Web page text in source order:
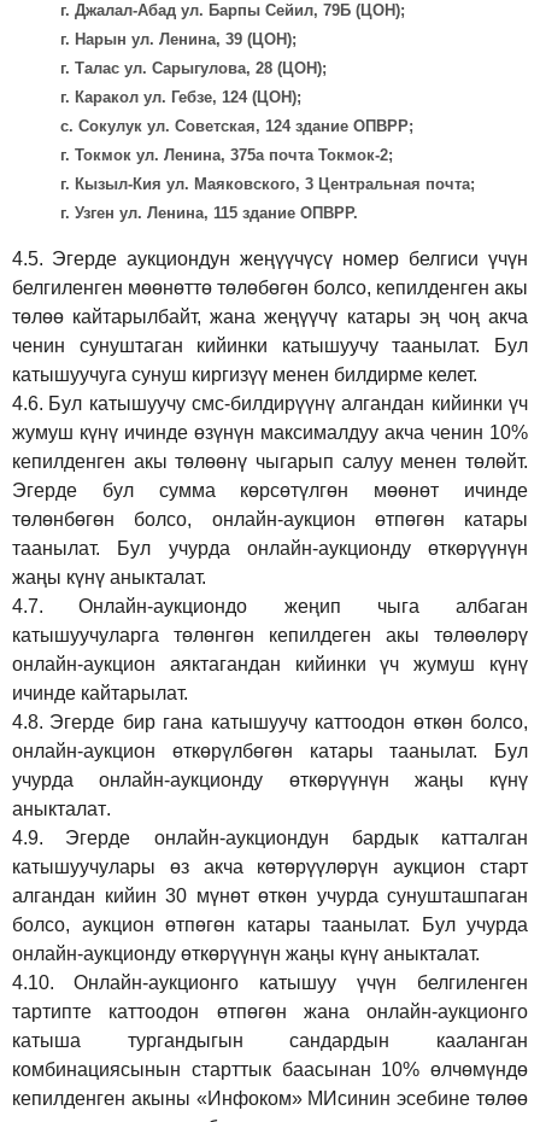
г. Джалал-Абад ул. Барпы Сейил, 79Б (ЦОН);
г. Нарын ул. Ленина, 39 (ЦОН);
г. Талас ул. Сарыгулова, 28 (ЦОН);
г. Каракол ул. Гебзе, 124 (ЦОН);
с. Сокулук ул. Советская, 124 здание ОПВРР;
г. Токмок ул. Ленина, 375а почта Токмок-2;
г. Кызыл-Кия ул. Маяковского, 3 Центральная почта;
г. Узген ул. Ленина, 115 здание ОПВРР.
4.5. Эгерде аукциондун жеңүүчүсү номер белгиси үчүн
белгиленген мөөнөттө төлөбөгөн болсо, кепилденген акы
төлөө кайтарылбайт, жана жеңүүчү катары эң чоң акча
ченин сунуштаган кийинки катышуучу таанылат. Бул
катышуучуга сунуш киргизүү менен билдирме келет.
4.6. Бул катышуучу смс-билдирүүнү алгандан кийинки үч
жумуш күнү ичинде өзүнүн максималдуу акча ченин 10%
кепилденген акы төлөөнү чыгарып салуу менен төлөйт.
Эгерде бул сумма көрсөтүлгөн мөөнөт ичинде
төлөнбөгөн болсо, онлайн-аукцион өтпөгөн катары
таанылат. Бул учурда онлайн-аукционду өткөрүүнүн
жаңы күнү аныкталат.
4.7.
Онлайн-аукциондо жеңип чыга албаган
катышуучуларга төлөнгөн кепилдеген акы төлөөлөрү
онлайн-аукцион аяктагандан кийинки үч жумуш күнү
ичинде кайтарылат.
4.8. Эгерде бир гана катышуучу каттоодон өткөн болсо,
онлайн-аукцион өткөрүлбөгөн катары таанылат.
Бул
учурда онлайн-аукционду өткөрүүнүн жаңы күнү
аныкталат.
4.9.
Эгерде онлайн-аукциондун бардык катталган
катышуучулары өз акча көтөрүүлөрүн аукцион старт
алгандан кийин 30 мүнөт өткөн учурда сунушташпаган
болсо, аукцион өтпөгөн катары таанылат. Бул учурда
онлайн-аукционду өткөрүүнүн жаңы күнү аныкталат.
4.10.
Онлайн-аукционго катышуу үчүн белгиленген
тартипте каттоодон өтпөгөн жана онлайн-аукционго
катыша тургандыгын сандардын кааланган
комбинациясынын старттык баасынан 10% өлчөмүндө
кепилденген акыны «Инфоком» МИсинин эсебине төлөө